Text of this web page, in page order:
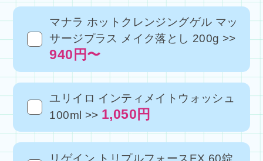
マナラ ホットクレンジングゲル マッ
サージプラス メイク落とし 200g >>
940円〜
ユリイロ インティメイトウォッシュ
100ml >> 1,050円
リゲイン トリプルフォースEX 60錠